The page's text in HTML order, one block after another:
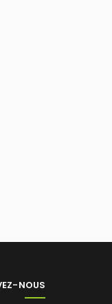
NOUS